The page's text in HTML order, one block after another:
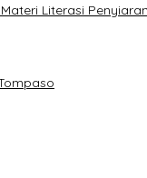
Literasi Penyiaran